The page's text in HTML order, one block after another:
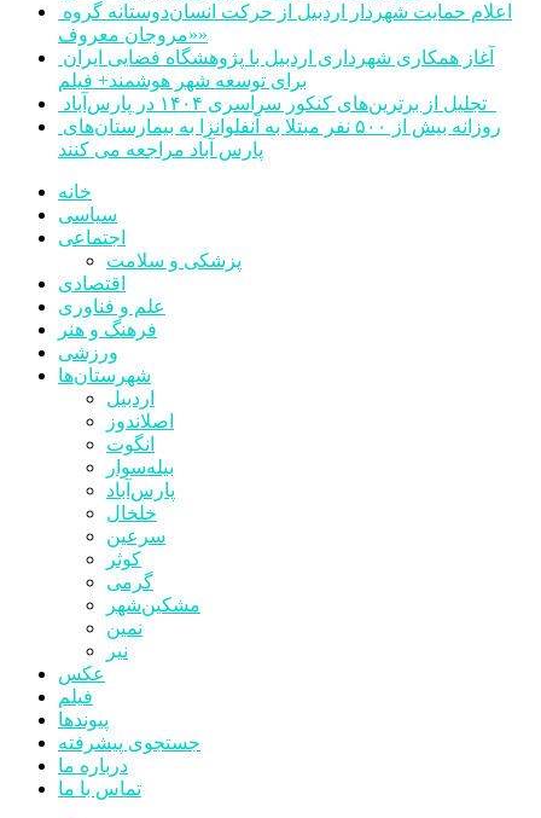
«مروجان معروف»
برای توسعه شهر هوشمند+ فیلم
پارس آباد مراجعه می کنند
خانه
سیاسی
اجتماعی
پزشکی و سلامت
اقتصادی
علم و فناوری
فرهنگ و هنر
ورزشی
شهرستان‌ها
اردبیل
اصلاندوز
انگوت
بیله‌سوار
پارس‌آباد
خلخال
سرعین
کوثر
گرمی
مشکین‌شهر
نمین
نیر
عکس
فیلم
پیوندها
جستجوی پیشرفته
درباره ما
تماس با ما